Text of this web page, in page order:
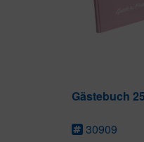
Gästebuch
30909